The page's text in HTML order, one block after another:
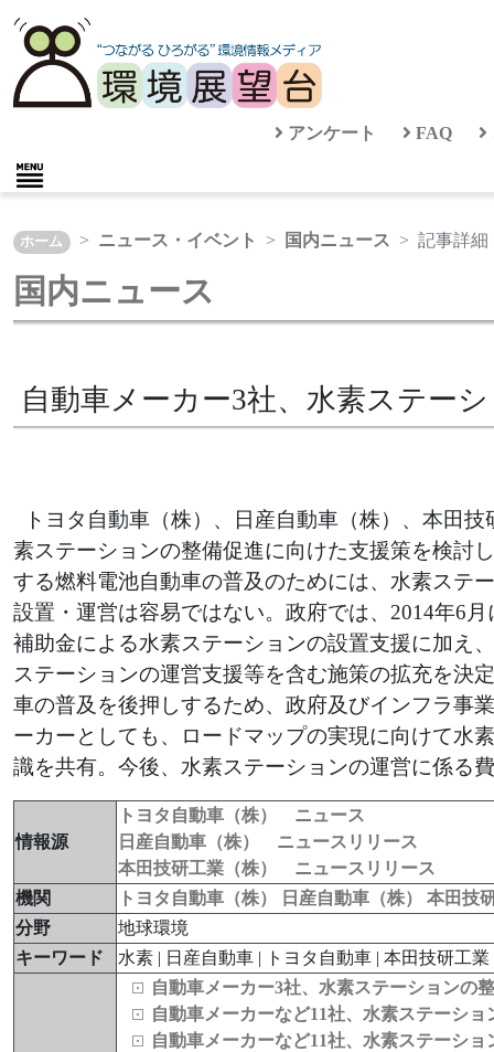
アンケート FAQ
ホーム ニュース・イベント 国内ニュース 記事詳細
国内ニュース
自動車メーカー3社、水素ステー
トヨタ自動車（株）、日産自動車（株）、本田
素ステーションの整備促進に向けた支援策を検討
する燃料電池自動車の普及のためには、水素ステ
設置・運営は容易ではない。政府では、2014年6
補助金による水素ステーションの設置支援に加え
ステーションの運営支援等を含む施策の拡充を決
車の普及を後押しするため、政府及びインフラ事
ーカーとしても、ロードマップの実現に向けて水
識を共有。今後、水素ステーションの運営に係る
情報源
トヨタ自動車（株） ニュース
日産自動車（株） ニュースリリース
本田技研工業（株） ニュースリリース
機関
トヨタ自動車（株） 日産自動車（株） 本田技
分野
地球環境
キーワード
水素 | 日産自動車 | トヨタ自動車 | 本田技研工
自動車メーカー3社、水素ステーションの
自動車メーカーなど11社、水素ステーシ
自動車メーカーなど11社、水素ステーシ